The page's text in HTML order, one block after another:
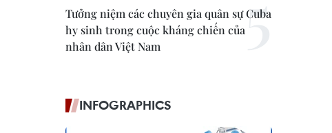
Tưởng niệm các chuyên gia quân sự Cuba
hy sinh trong cuộc kháng chiến của
nhân dân Việt Nam
INFOGRAPHICS